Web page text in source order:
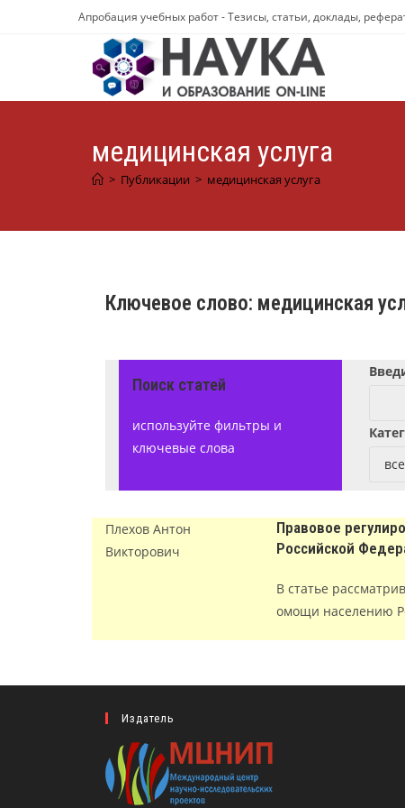
Апробация учебных работ - Тезисы, статьи, доклады,
медицинская услуга
> Публикации > медицинская услуга
Ключевое слово: медицинская
Поиск статей
используйте фильтры и
ключевые слова
Плехов Антон
Викторович
Правовое
Российской
В статье
омощи населению
Издатель